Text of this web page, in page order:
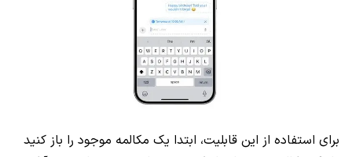
برای استفاده از این قابلیت، ابتدا یک مکالمه موجود را باز کنید